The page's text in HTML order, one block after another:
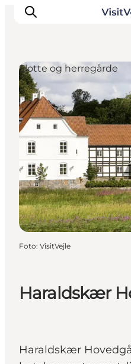
Oplevelser
Det sker
Planlæg dit
Inspiration
Haraldskær
Haraldskær
Slotte og herregårde
Foto: VisitVejle